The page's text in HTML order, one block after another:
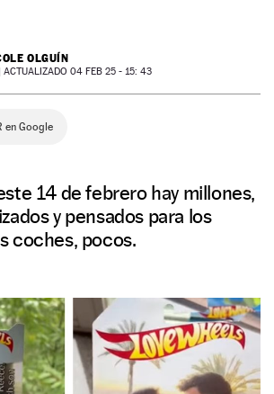
OLGUÍN
ACTUALIZADO 04 FEB 25 - 15: 43
en Google
14 de febrero hay millones,
y pensados para los
coches, pocos.